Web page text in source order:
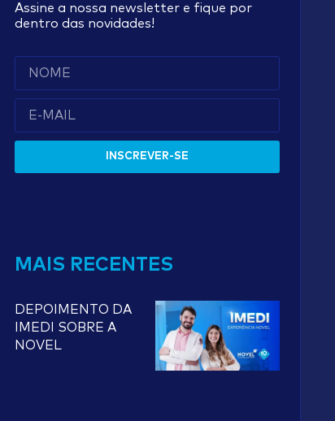
Assine a nossa newsletter e fique por
dentro das novidades!
INSCREVER-SE
MAIS RECENTES
DEPOIMENTO DA
IMEDI SOBRE A
NOVEL